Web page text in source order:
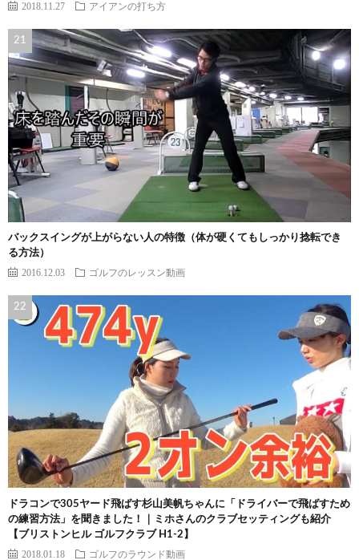
2018.11.27 アイアンの打ち方
バックスイングが上がらない人の特徴（体が硬くてもしっかり捻転でき
る方法）
2016.12.03 ゴルフのレッスン動画
ドラコンで305ヤード飛ばす杉山美帆ちゃんに「ドライバーで飛ばすため
の練習方法」を聞きました！｜ミホさんのクラブセッティングも紹介
【ブリストンヒル ゴルフクラブ H1-2】
2018.01.18 ゴルフのラウンド動画